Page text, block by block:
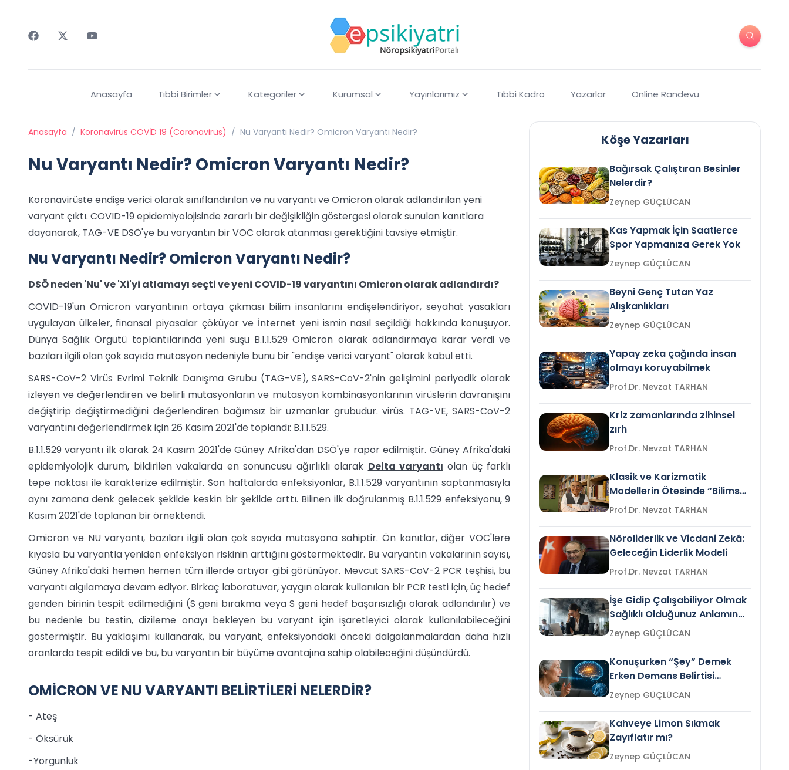
Anasayfa Tıbbi Birimler Kategoriler Kurumsal Yayınlarımız Tıbbi Kadro Yazarlar Online Randevu
Anasayfa / Koronavirüs COVİD 19 (Coronavirüs) / Nu Varyantı Nedir? Omicron Varyantı Nedir?
Nu Varyantı Nedir? Omicron Varyantı Nedir?
Koronavirüste endişe verici olarak sınıflandırılan ve nu varyantı ve Omicron olarak adlandırılan yeni
varyant çıktı. COVID-19 epidemiyolojisinde zararlı bir değişikliğin göstergesi olarak sunulan kanıtlara
dayanarak, TAG-VE DSÖ'ye bu varyantın bir VOC olarak atanması gerektiğini tavsiye etmiştir.
Nu Varyantı Nedir? Omicron Varyantı Nedir?
DSÖ neden 'Nu' ve 'Xi'yi atlamayı seçti ve yeni COVID-19 varyantını Omicron olarak adlandırdı?
COVID-19'un Omicron varyantının ortaya çıkması bilim insanlarını endişelendiriyor, seyahat yasakları
uygulayan ülkeler, finansal piyasalar çöküyor ve İnternet yeni ismin nasıl seçildiği hakkında konuşuyor.
Dünya Sağlık Örgütü toplantılarında yeni suşu B.1.1.529 Omicron olarak adlandırmaya karar verdi ve
bazıları ilgili olan çok sayıda mutasyon nedeniyle bunu bir "endişe verici varyant" olarak kabul etti.
SARS-CoV-2 Virüs Evrimi Teknik Danışma Grubu (TAG-VE), SARS-CoV-2'nin gelişimini periyodik olarak
izleyen ve değerlendiren ve belirli mutasyonların ve mutasyon kombinasyonlarının virüslerin davranışını
değiştirip değiştirmediğini değerlendiren bağımsız bir uzmanlar grubudur. virüs. TAG-VE, SARS-CoV-2
varyantını değerlendirmek için 26 Kasım 2021'de toplandı: B.1.1.529.
B.1.1.529 varyantı ilk olarak 24 Kasım 2021'de Güney Afrika'dan DSÖ'ye rapor edilmiştir. Güney Afrika'daki
epidemiyolojik durum, bildirilen vakalarda en sonuncusu ağırlıklı olarak Delta varyantı olan üç farklı
tepe noktası ile karakterize edilmiştir. Son haftalarda enfeksiyonlar, B.1.1.529 varyantının saptanmasıyla
aynı zamana denk gelecek şekilde keskin bir şekilde arttı. Bilinen ilk doğrulanmış B.1.1.529 enfeksiyonu, 9
Kasım 2021'de toplanan bir örnektendi.
Omicron ve NU varyantı, bazıları ilgili olan çok sayıda mutasyona sahiptir. Ön kanıtlar, diğer VOC'lere
kıyasla bu varyantla yeniden enfeksiyon riskinin arttığını göstermektedir. Bu varyantın vakalarının sayısı,
Güney Afrika'daki hemen hemen tüm illerde artıyor gibi görünüyor. Mevcut SARS-CoV-2 PCR teşhisi, bu
varyantı algılamaya devam ediyor. Birkaç laboratuvar, yaygın olarak kullanılan bir PCR testi için, üç hedef
genden birinin tespit edilmediğini (S geni bırakma veya S geni hedef başarısızlığı olarak adlandırılır) ve
bu nedenle bu testin, dizileme onayı bekleyen bu varyant için işaretleyici olarak kullanılabileceğini
göstermiştir. Bu yaklaşımı kullanarak, bu varyant, enfeksiyondaki önceki dalgalanmalardan daha hızlı
oranlarda tespit edildi ve bu, bu varyantın bir büyüme avantajına sahip olabileceğini düşündürdü.
OMİCRON VE NU VARYANTI BELİRTİLERİ NELERDİR?
- Ateş
- Öksürük
-Yorgunluk
Köşe Yazarları
Bağırsak Çalıştıran Besinler
Nelerdir?
Zeynep GÜÇLÜCAN
Kas Yapmak İçin Saatlerce
Spor Yapmanıza Gerek Yok
Zeynep GÜÇLÜCAN
Beyni Genç Tutan Yaz
Alışkanlıkları
Zeynep GÜÇLÜCAN
Yapay zeka çağında insan
olmayı koruyabilmek
Prof.Dr. Nevzat TARHAN
Kriz zamanlarında zihinsel
zırh
Prof.Dr. Nevzat TARHAN
Klasik ve Karizmatik
Modellerin Ötesinde “Bilimsel
Liderlik”
Prof.Dr. Nevzat TARHAN
Nöroliderlik ve Vicdani Zekâ:
Geleceğin Liderlik Modeli
Prof.Dr. Nevzat TARHAN
İşe Gidip Çalışabiliyor Olmak
Sağlıklı Olduğunuz Anlamına
Gelir mi?Zeynep GÜÇLÜCAN
Konuşurken “Şey” Demek
Erken Demans Belirtisi
Olabilir mi?Zeynep GÜÇLÜCAN
Kahveye Limon Sıkmak
Zayıflatır mı?
Zeynep GÜÇLÜCAN